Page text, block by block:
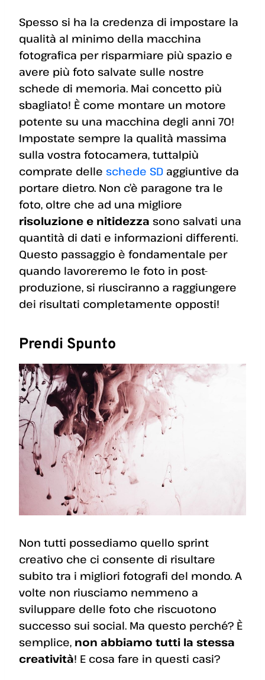
Spesso si ha la credenza di impostare la
qualità al minimo della macchina
fotografica per risparmiare più spazio e
avere più foto salvate sulle nostre
schede di memoria. Mai concetto più
sbagliato! È come montare un motore
potente su una macchina degli anni 70!
Impostate sempre la qualità massima
sulla vostra fotocamera, tuttalpiù
comprate delle schede SD aggiuntive da
portare dietro. Non c’è paragone tra le
foto, oltre che ad una migliore
risoluzione e nitidezza sono salvati una
quantità di dati e informazioni differenti.
Questo passaggio è fondamentale per
quando lavoreremo le foto in post-
produzione, si riusciranno a raggiungere
dei risultati completamente opposti!
Prendi Spunto
Non tutti possediamo quello sprint
creativo che ci consente di risultare
subito tra i migliori fotografi del mondo. A
volte non riusciamo nemmeno a
sviluppare delle foto che riscuotono
successo sui social. Ma questo perché? È
semplice, non abbiamo tutti la stessa
creatività! E cosa fare in questi casi?